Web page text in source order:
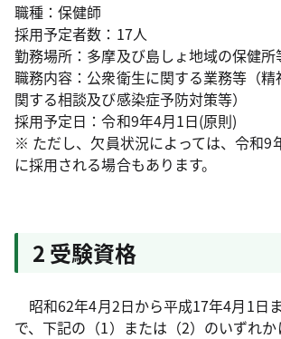
職種：保健師
採用予定者数：17人
勤務場所：多摩及び島しょ地域の保健所
職務内容：公衆衛生に関する業務等（
関する相談及び感染症予防対策等）
採用予定日：令和9年4月1日(原則)
※ ただし、欠員状況によっては、令和9
に採用される場合もあります。
2 受験資格
昭和62年4月2日から平成17年4月1日
で、下記の（1）または（2）のいずれ